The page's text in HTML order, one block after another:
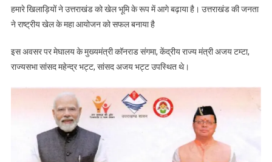
हमारे खिलाड़ियों ने उत्तराखंड को खेल भूमि के रूप में आगे बढ़ाया है। उत्तराखंड की जनता
ने राष्ट्रीय खेल के महा आयोजन को सफल बनाया है
इस अवसर पर मेघालय के मुख्यमंत्री कॉनराड संगमा, केंद्रीय राज्य मंत्री अजय टम्टा,
राज्यसभा सांसद महेन्द्र भट्ट, सांसद अजय भट्ट उपस्थित थे।